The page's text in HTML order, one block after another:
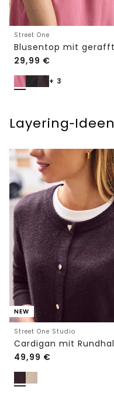
Street One
29,99 €
+ 3
Layering‑Ideen
NEW
Street One Studio
49,99 €